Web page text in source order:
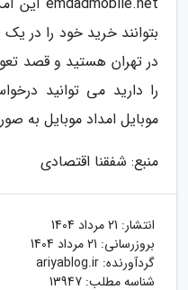
بتوانند خرید خود را در
در تهران هستید و قصد
را دارید می توانید
موبایل امداد موبایل به
منبع: شفقنا اقتصادی
انتشار: 21 مرداد 1404
بروزرسانی: 21 مرداد 1404
گردآورنده: ariyablog.ir
شناسه مطلب: 13947